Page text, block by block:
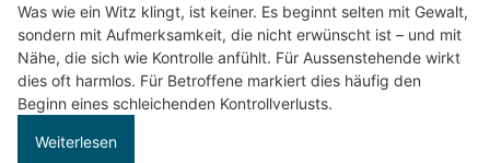
Was wie ein Witz klingt, ist keiner. Es beginnt selten mit Gewalt,
sondern mit Aufmerksamkeit, die nicht erwünscht ist – und mit
Nähe, die sich wie Kontrolle anfühlt. Für Aussenstehende wirkt
dies oft harmlos. Für Betroffene markiert dies häufig den
Beginn eines schleichenden Kontrollverlusts.
Weiterlesen